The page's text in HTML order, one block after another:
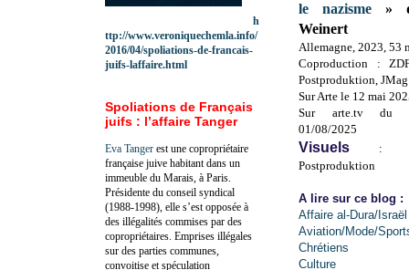
le nazisme »
Weinert
Allemagne, 2023, 53
Coproduction :
Postproduktion,
Sur Arte le 12 mai
Sur arte.tvdu
01/08/2025
Visuels
: ©
Postproduktion
A lire sur ce blog :
Affaire al-Dura/Israël
Aviation/Mode/
Chrétiens
Culture
h
ttp://www.veroniquechemla.info/
2016/04/spoliations-de-francais-
juifs-laffaire.html
Spoliations de Français
juifs : l’affaire Tanger
Eva Tanger est une copropriétaire
française juive habitant dans un
immeuble du Marais, à Paris.
Présidente du conseil syndical
(1988-1998), elle s’est opposée à
des illégalités commises par des
copropriétaires. Emprises illégales
sur des parties communes,
convoitise et spéculation